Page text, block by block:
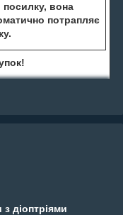
вона
потрапляє
діоптріями